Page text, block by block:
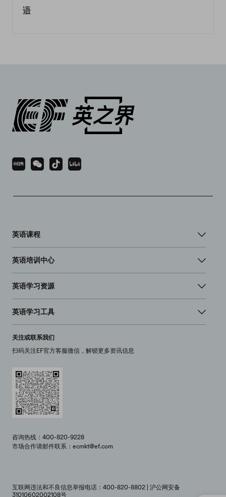
语
英语课程
英语培训中心
英语学习资源
英语学习工具
关注或联系我们
扫码关注EF官方客服微信，解锁更多资讯信息
咨询热线：400-820-9228
市场合作请邮件联系：ecmkt@ef.com
互联网违法和不良信息举报电话：400-820-8802 | 沪公网安备
31010602002108号